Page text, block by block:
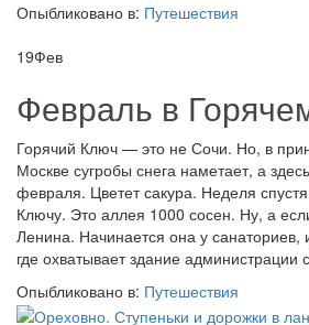
Опыбликовано в: Путешествия
19Фев
Февраль в
Горячий Ключ — это не Сочи. Но, в
Москве сугробы снега наметает, а
февраля. Цветет сакура. Неделя
Ключу. Это аллея 1000 сосен. Ну, а
Ленина. Начинается она у санаториев,
где охватывает здание администрации
Опыбликовано в: Путешествия